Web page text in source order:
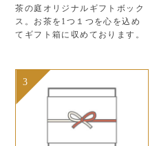
茶の庭オリジナルギフトボック
ス。お茶を1つ１つを心を込め
てギフト箱に収めております。
3